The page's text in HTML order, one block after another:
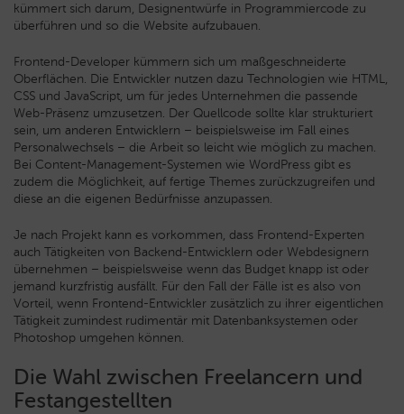
kümmert sich darum, Designentwürfe in Programmiercode zu
überführen und so die Website aufzubauen.
Frontend-Developer kümmern sich um maßgeschneiderte
Oberflächen. Die Entwickler nutzen dazu Technologien wie HTML,
CSS und JavaScript, um für jedes Unternehmen die passende
Web-Präsenz umzusetzen. Der Quellcode sollte klar strukturiert
sein, um anderen Entwicklern – beispielsweise im Fall eines
Personalwechsels – die Arbeit so leicht wie möglich zu machen.
Bei Content-Management-Systemen wie WordPress gibt es
zudem die Möglichkeit, auf fertige Themes zurückzugreifen und
diese an die eigenen Bedürfnisse anzupassen.
Je nach Projekt kann es vorkommen, dass Frontend-Experten
auch Tätigkeiten von Backend-Entwicklern oder Webdesignern
übernehmen – beispielsweise wenn das Budget knapp ist oder
jemand kurzfristig ausfällt. Für den Fall der Fälle ist es also von
Vorteil, wenn Frontend-Entwickler zusätzlich zu ihrer eigentlichen
Tätigkeit zumindest rudimentär mit Datenbanksystemen oder
Photoshop umgehen können.
Die Wahl zwischen Freelancern und
Festangestellten